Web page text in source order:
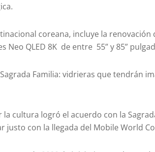
coreana, incluye la
Neo QLED 8K de entre 55” y 85”
Familia: vidrieras que tendrán
cultura logró el acuerdo con la
justo con la llegada del Mobile World